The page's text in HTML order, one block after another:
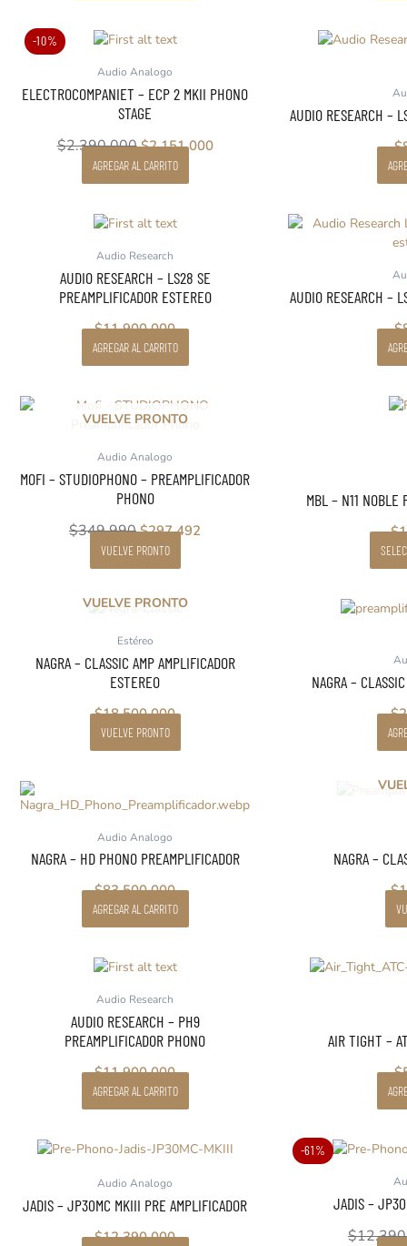
la
página
producto
-10%
Audio Analogo
ELECTROCOMPANIET – ECP 2 MKII PHONO
STAGE
$2.390.000
El
original
era:
$2.390.000.
$2.151.000
es:
AGREGAR AL CARRITO
AUDIO RESEARCH –
$
Audio Research
AUDIO RESEARCH – LS28 SE
PREAMPLIFICADOR ESTEREO
$11.900.000
AGREGAR AL CARRITO
AUDIO RESEARCH –
$
VUELVE PRONTO
Audio Analogo
MOFI – STUDIOPHONO – PREAMPLIFICADOR
PHONO
$349.990
El
precio
era:
$349.990.
$297.492
El
$297.492.
VUELVE PRONTO
MBL – N11 NOBLE
$
VUELVE PRONTO
Estéreo
NAGRA – CLASSIC AMP AMPLIFICADOR
ESTEREO
$18.500.000
VUELVE PRONTO
NAGRA –
$
Audio Analogo
NAGRA – HD PHONO PREAMPLIFICADOR
$83.500.000
AGREGAR AL CARRITO
NAGRA –
$
Audio Research
AUDIO RESEARCH – PH9
PREAMPLIFICADOR PHONO
$11.900.000
AGREGAR AL CARRITO
AIR TIGHT –
$
Audio Analogo
JADIS – JP30MC MKIII PRE AMPLIFICADOR
$12.390.000
-61%
JADIS –
$